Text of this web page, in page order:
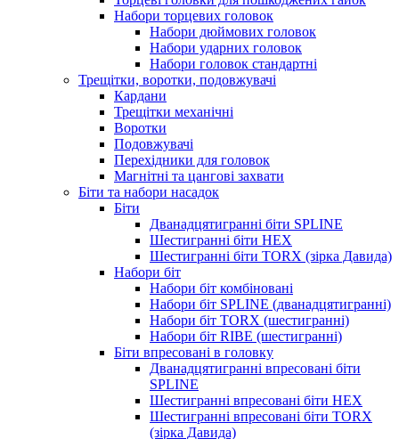
Набори торцевих головок
Набори дюймових головок
Набори ударних головок
Набори головок стандартні
Трещітки, воротки, подовжувачі
Кардани
Трещітки механічні
Воротки
Подовжувачі
Перехідники для головок
Магнітні та цангові захвати
Біти та набори насадок
Біти
Дванадцятигранні біти SPLINE
Шестигранні біти HEX
Шестигранні біти TORX (зірка Давида)
Набори біт
Набори біт комбіновані
Набори біт SPLINE (дванадцятигранні)
Набори біт TORX (шестигранні)
Набори біт RIBE (шестигранні)
Біти впресовані в головку
Дванадцятигранні впресовані біти
SPLINE
Шестигранні впресовані біти HEX
Шестигранні впресовані біти TORX
(зірка Давида)